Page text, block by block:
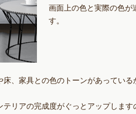
画面上の色と実際の色が
す。
、家具との色のトーンがあっている
リアの完成度がぐっとアップしま